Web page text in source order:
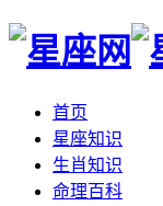
首页
星座知识
生肖知识
命理百科